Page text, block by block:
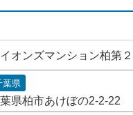
オンズマンション柏第
葉県
県柏市あけぼの2-2-22